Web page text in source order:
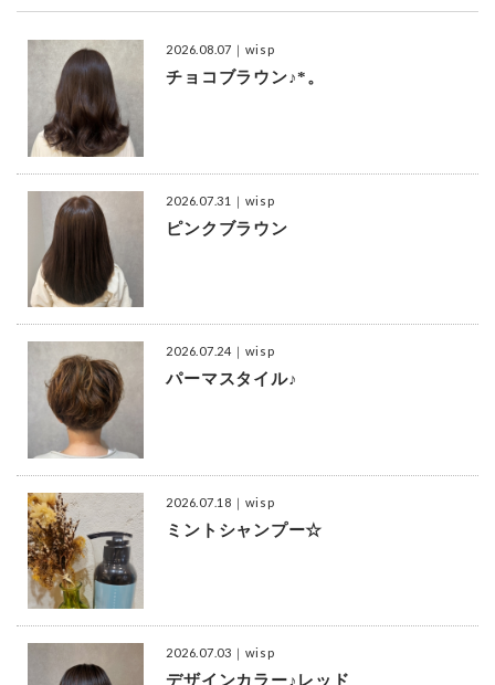
2026.08.07 ｜wisp
チョコブラウン♪*。
2026.07.31 ｜wisp
ピンクブラウン
2026.07.24 ｜wisp
パーマスタイル♪
2026.07.18 ｜wisp
ミントシャンプー☆
2026.07.03 ｜wisp
デザインカラー♪レッド